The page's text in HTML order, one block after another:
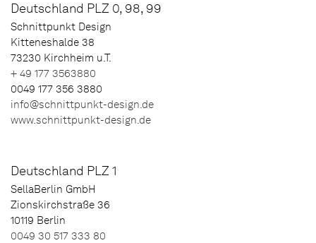
Deutschland PLZ 0, 98, 99
Schnittpunkt Design
Kitteneshalde 38
73230 Kirchheim u.T.
+ 49 177 3563880
0049 177 356 3880
info@schnittpunkt-design.de
www.schnittpunkt-design.de
Deutschland PLZ 1
SellaBerlin GmbH
Zionskirchstraße 36
10119 Berlin
0049 30 517 333 80